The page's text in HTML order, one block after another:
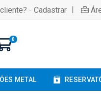
- Cadastrar |
0
METAL